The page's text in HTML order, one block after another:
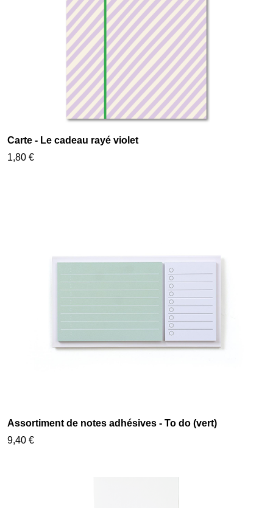
Carte - Le cadeau rayé violet
1,80 €
Assortiment de notes adhésives - To do (vert)
9,40 €